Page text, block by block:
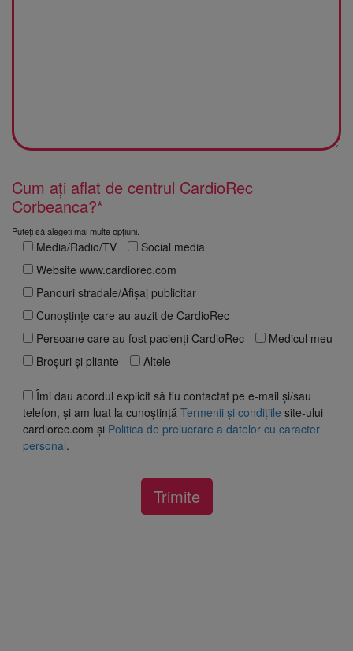
Cum ați aflat de centrul CardioRec
Corbeanca?*
Puteți să alegeți mai multe opțiuni.
Media/Radio/TV
Social media
Website www.cardiorec.com
Panouri stradale/Afișaj publicitar
Cunoștințe care au auzit de CardioRec
Persoane care au fost pacienți CardioRec
Medicul meu
Broșuri și pliante
Altele
Îmi dau acordul explicit să fiu contactat pe e-mail și/sau
telefon, și am luat la cunoștință Termenii și condițiile site-ului
cardiorec.com și Politica de prelucrare a datelor cu caracter
personal.